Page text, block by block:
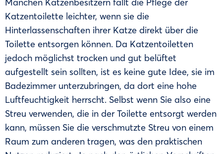
Katzentoilette leichter, wenn sie die
Hinterlassenschaften ihrer Katze direkt über die
Toilette entsorgen können. Da Katzentoiletten
jedoch möglichst trocken und gut belüftet
aufgestellt sein sollten, ist es keine gute Idee, sie im
Badezimmer unterzubringen, da dort eine hohe
Luftfeuchtigkeit herrscht. Selbst wenn Sie also eine
Streu verwenden, die in der Toilette entsorgt werden
kann, müssen Sie die verschmutzte Streu von einem
Raum zum anderen tragen, was den praktischen